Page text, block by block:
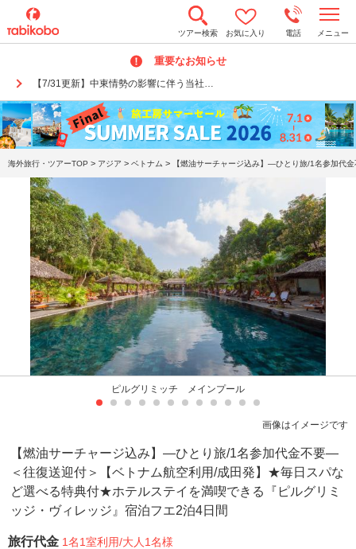
ツアー検索 お気に入り 電話 メニュー
重要なお知らせ
【7/31更新】中東情勢の影響に伴う当社…
o
n
a
v
i
g
a
t
海外旅行・ツアーTOP > アジア > ベトナム > 【燃油サーチャージ込み】―ひとり旅/1名参加代
ピルグリミッチ メインプール
画像はイメージです
【燃油サーチャージ込み】―ひとり旅/1名参加代金不要―
＜往復送迎付＞【ベトナム航空利用/成田発】★毎日スパな
ど選べる特典付★ホテルステイを満喫できる『ピルグリミ
ッジ・ヴィレッジ』宿泊フエ2泊4日間
旅行代金 1名1室利用/大人1名様